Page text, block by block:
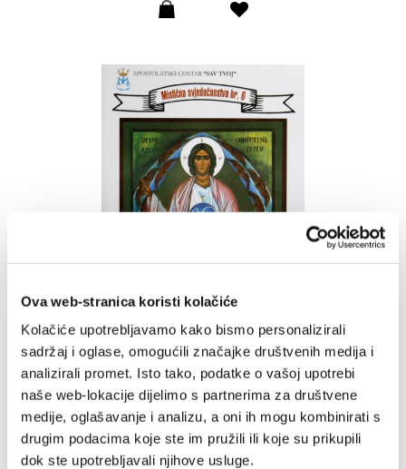
Ova web-stranica koristi kolačiće
Kolačiće upotrebljavamo kako bismo personalizirali
sadržaj i oglase, omogućili značajke društvenih medija i
analizirali promet. Isto tako, podatke o vašoj upotrebi
naše web-lokacije dijelimo s partnerima za društvene
medije, oglašavanje i analizu, a oni ih mogu kombinirati s
drugim podacima koje ste im pružili ili koje su prikupili
dok ste upotrebljavali njihove usluge.
Bog Otac govori svojoj
djeci
Eugenia Elizabeta Ravasio